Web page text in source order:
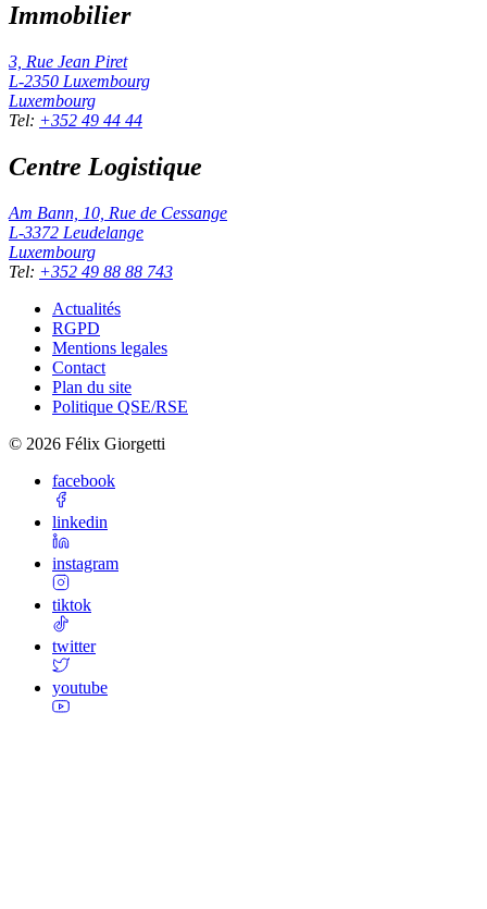
Immobilier
3, Rue Jean Piret
L-2350 Luxembourg
Luxembourg
Tel: +352 49 44 44
Centre Logistique
Am Bann, 10, Rue de Cessange
L-3372 Leudelange
Luxembourg
Tel: +352 49 88 88 743
Actualités
RGPD
Mentions legales
Contact
Plan du site
Politique QSE/RSE
© 2026 Félix Giorgetti
facebook
linkedin
instagram
tiktok
twitter
youtube